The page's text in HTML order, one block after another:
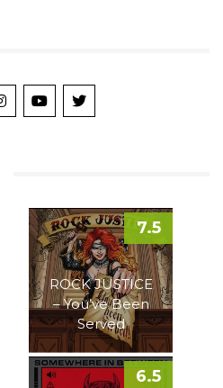
ROCK JUSTICE
– You’ve Been
Served
7.5
6.5